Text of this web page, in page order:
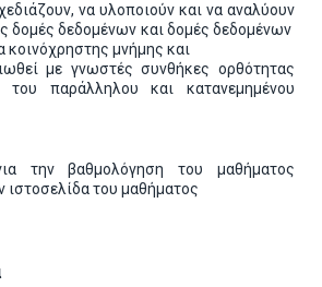
να υλοποιούν και να αναλύουν
δομές δεδομένων και δομές δεδομένων
κοινόχρηστης μνήμης και
με γνωστές συνθήκες ορθότητας
του παράλληλου και κατανεμημένου
την βαθμολόγηση του μαθήματος
ιστοσελίδα του μαθήματος